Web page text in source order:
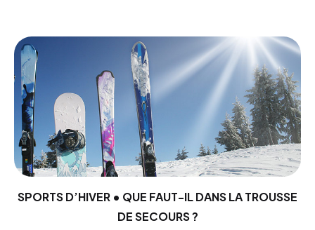
SPORTS D’HIVER • QUE FAUT-IL DANS LA TROUSSE
DE SECOURS ?